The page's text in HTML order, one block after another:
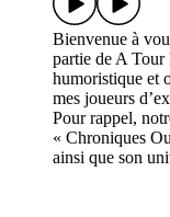
Bienvenue à
partie de A
humoristique et
mes joueurs
Pour rappel,
« Chroniques
ainsi que son